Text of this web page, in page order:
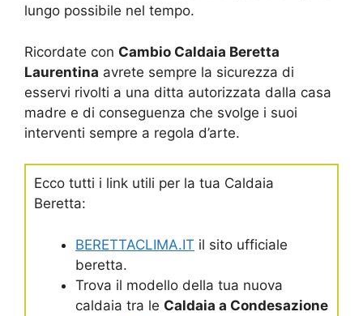
lungo possibile nel tempo.
Ricordate con Cambio Caldaia Beretta
Laurentina avrete sempre la sicurezza di
esservi rivolti a una ditta autorizzata dalla casa
madre e di conseguenza che svolge i suoi
interventi sempre a regola d’arte.
Ecco tutti i link utili per la tua Caldaia
Beretta:
BERETTACLIMA.IT il sito ufficiale
beretta.
Trova il modello della tua nuova
caldaia tra le Caldaia a Condesazione